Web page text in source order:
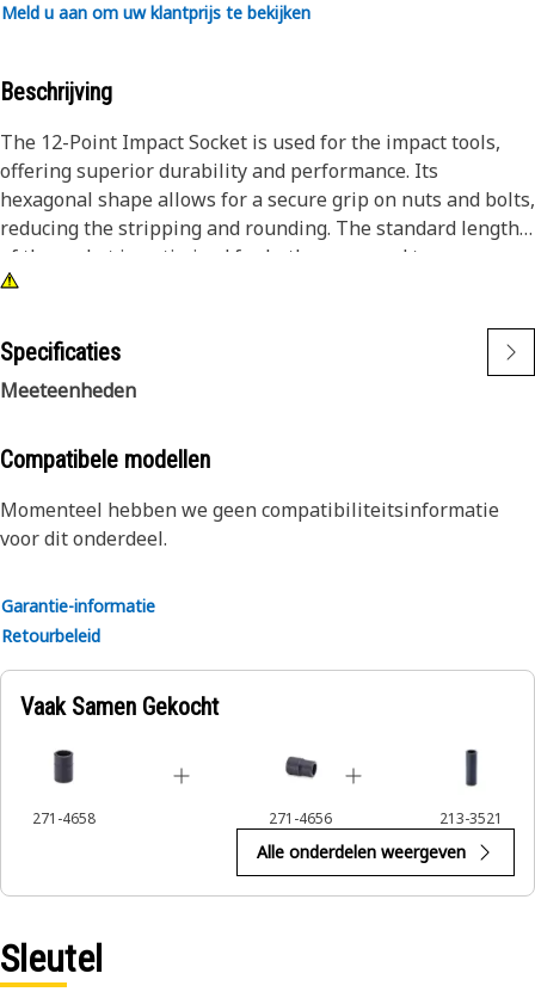
Meld u aan om uw klantprijs te bekijken
Beschrijving
The 12-Point Impact Socket is used for the impact tools,
offering superior durability and performance. Its
hexagonal shape allows for a secure grip on nuts and bolts,
reducing the stripping and rounding. The standard length
of the socket is optimized for both access and torque
applications. The black oxide finish enhances resistance to
sockets used are tailored for high-torque impact
applications.
• Compatible with standard 3/8 inch square drive size for
• Shallow length socket.
• Used to handle high-torque applications without
• Ensures a secure fit to reduce the risk of fastener damage.
• Provides excellent gripping power for reliable fastening.
The 12-Point Impact Socket is used in conjunction with
impact wrenches to handle hexagonal fasteners on
equipment components, ensuring efficient maintenance
Specificaties
Meeteenheden
Compatibele modellen
Momenteel hebben we geen compatibiliteitsinformatie
voor dit onderdeel.
Garantie-informatie
Retourbeleid
Vaak Samen Gekocht
271-4658 271-4656 213-3521
Alle onderdelen weergeven
Sleutel